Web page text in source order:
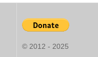
© 2012 - 2025